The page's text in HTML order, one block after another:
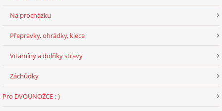
O NÁS :-)
Na procházku
Přepravky, ohrádky, klece
Vitamíny a dolňky stravy
Záchůdky
Pro DVOUNOŽCE :-)